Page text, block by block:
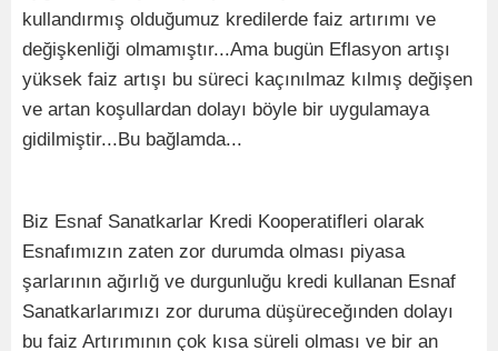
kullandırmış olduğumuz kredilerde faiz artırımı ve
değişkenliği olmamıştır...Ama bugün Eflasyon artışı
yüksek faiz artışı bu süreci kaçınılmaz kılmış değişen
ve artan koşullardan dolayı böyle bir uygulamaya
gidilmiştir...Bu bağlamda...
Biz Esnaf Sanatkarlar Kredi Kooperatifleri olarak
Esnafımızın zaten zor durumda olması piyasa
şarlarının ağırlığ ve durgunluğu kredi kullanan Esnaf
Sanatkarlarımızı zor duruma düşüreceğınden dolayı
bu faiz Artırımının çok kısa süreli olması ve bir an